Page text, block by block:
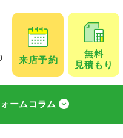
来店予約
無料
見積もり
ームコラム